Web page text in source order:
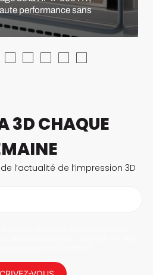
performance sans
3D CHAQUE
l’actualité de l’impression 3D